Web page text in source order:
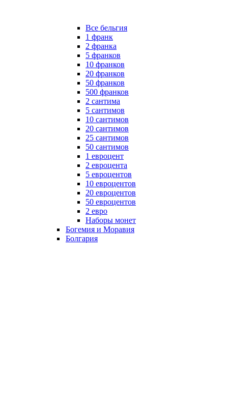
Все бельгия
1 франк
2 франка
5 франков
10 франков
20 франков
50 франков
500 франков
2 сантима
5 сантимов
10 сантимов
20 сантимов
25 сантимов
50 сантимов
1 евроцент
2 евроцента
5 евроцентов
10 евроцентов
20 евроцентов
50 евроцентов
2 евро
Наборы монет
Богемия и Моравия
Болгария